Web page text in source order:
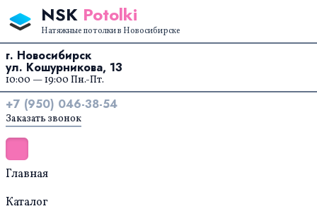
Перейти к содержанию
NSK Potolki
Натяжные потолки в Новосибирске
г. Новосибирск
ул. Кошурникова, 13
10:00 — 19:00 Пн.-Пт.
+7 (950) 046-38-54
Заказать звонок
Главная
Каталог